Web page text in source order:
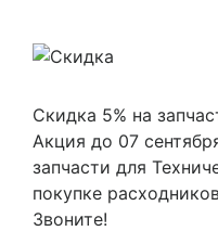
Скидка 5% на
Акция до 07
запчасти для
покупке
Звоните!